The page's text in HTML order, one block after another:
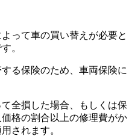
って車の買い替えが必要と
。
る保険のため、車両保険に
全損した場合、もしくは保
格の割合以上の修理費がか
されます。